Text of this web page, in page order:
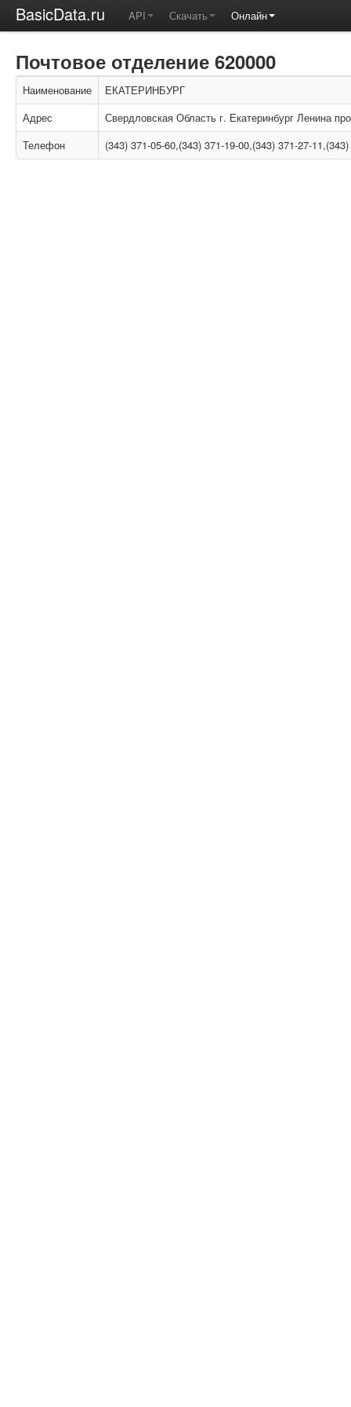
BasicData.ru API Скачать Онлайн
Почтовое отделение 620000
Наименование
ЕКАТЕРИНБУРГ
Адрес
Свердловская Область г. Екатеринбург Ленина
Телефон
(343) 371-05-60,(343) 371-19-00,(343) 371-27-